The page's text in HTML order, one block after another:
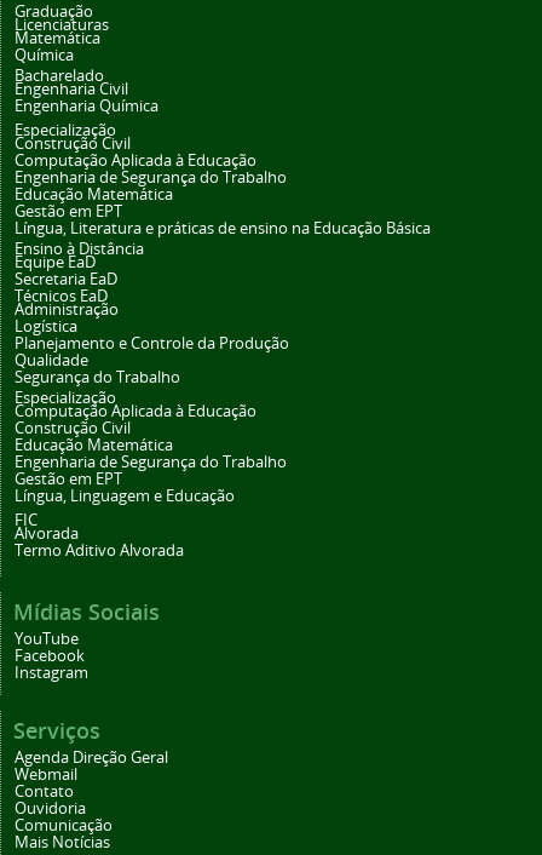
Graduação
Licenciaturas
Matemática
Química
Bacharelado
Engenharia Civil
Engenharia Química
Especialização
Construção Civil
Computação Aplicada à Educação
Engenharia de Segurança do Trabalho
Educação Matemática
Gestão em EPT
Língua, Literatura e práticas de ensino na Educação Básica
Ensino à Distância
Equipe EaD
Secretaria EaD
Técnicos EaD
Administração
Logística
Planejamento e Controle da Produção
Qualidade
Segurança do Trabalho
Especialização
Computação Aplicada à Educação
Construção Civil
Educação Matemática
Engenharia de Segurança do Trabalho
Gestão em EPT
Língua, Linguagem e Educação
FIC
Alvorada
Termo Aditivo Alvorada
Mídias Sociais
YouTube
Facebook
Instagram
Serviços
Agenda Direção Geral
Webmail
Contato
Ouvidoria
Comunicação
Mais Notícias